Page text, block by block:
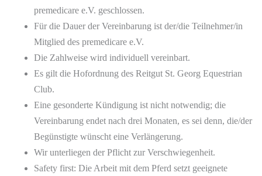
premedicare e.V. geschlossen.
Für die Dauer der Vereinbarung ist der/die Teilnehmer/in
Mitglied des premedicare e.V.
Die Zahlweise wird individuell vereinbart.
Es gilt die Hofordnung des Reitgut St. Georg Equestrian
Club.
Eine gesonderte Kündigung ist nicht notwendig; die
Vereinbarung endet nach drei Monaten, es sei denn, die/der
Begünstigte wünscht eine Verlängerung.
Wir unterliegen der Pflicht zur Verschwiegenheit.
Safety first: Die Arbeit mit dem Pferd setzt geeignete